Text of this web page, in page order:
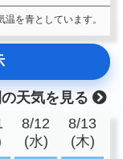
を青としています。
天気を見る
8/12
(水)
8/13
(木)